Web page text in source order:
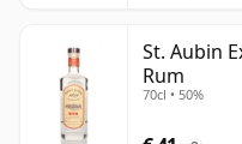
St. Aubin
Rum
70cl • 50%